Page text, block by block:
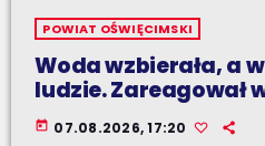
POWIAT OŚWIĘCIMSKI
Woda wzbierała, a
ludzie. Zareagował
today 07.08.2026, 17:20